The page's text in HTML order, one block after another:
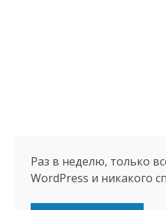
Раз в неделю, только
WordPress и никакого